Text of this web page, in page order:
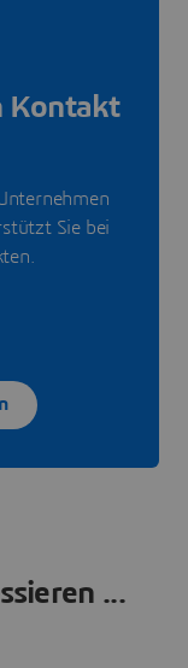
Kontakt
Sie bei
...